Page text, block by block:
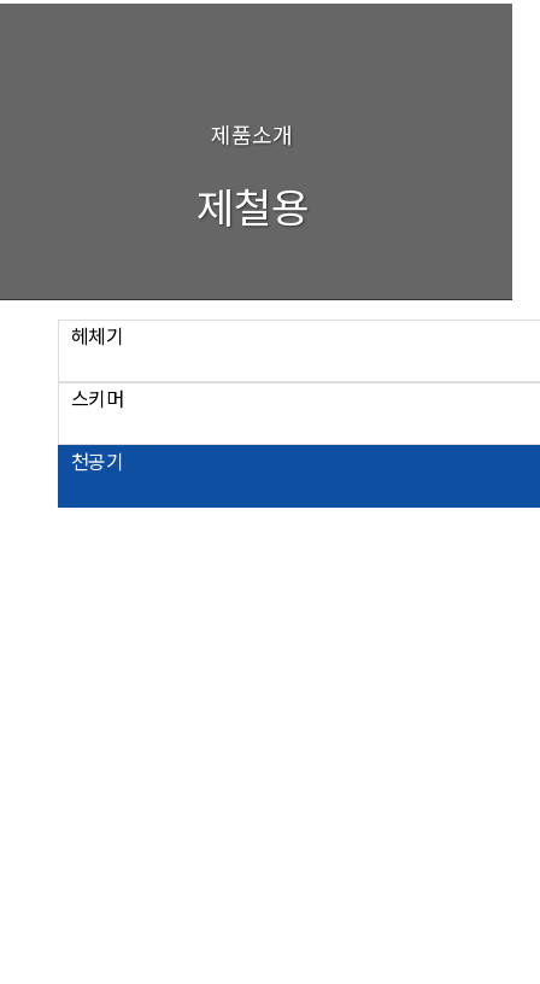
제품소개
제철용
헤체기
스키머
천공기